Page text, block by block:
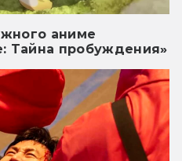
аниме
Тайна пробуждения»